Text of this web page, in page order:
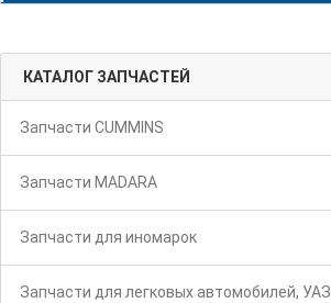
КАТАЛОГ ЗАПЧАСТЕЙ
Запчасти CUMMINS
Запчасти MADARA
Запчасти для иномарок
Запчасти для легковых автомобилей, УАЗ